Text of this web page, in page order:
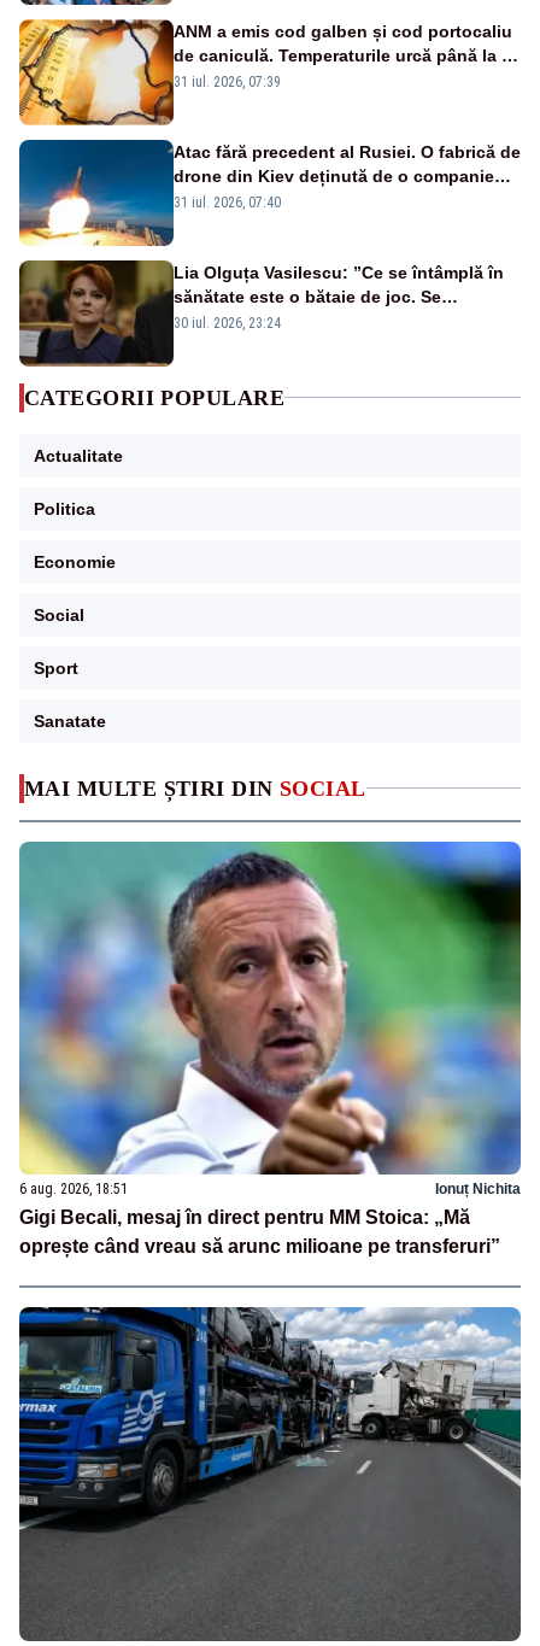
MAI MULTE ȘTIRI DIN SOCIAL
6 aug. 2026, 18:51 Ionuț Nichita
Gigi Becali, mesaj în direct pentru MM Stoica: „Mă
oprește când vreau să arunc milioane pe transferuri”
ANM a emis cod galben și cod portocaliu
de caniculă. Temperaturile urcă până la 38
de grade, iar nopțile devin tropicale
31 iul. 2026, 07:39
Atac fără precedent al Rusiei. O fabrică de
drone din Kiev deținută de o companie
americană, distrusă de o rachetă
31 iul. 2026, 07:40
Lia Olguța Vasilescu: ”Ce se întâmplă în
sănătate este o bătaie de joc. Se
guvernează extraordinar de prost”
30 iul. 2026, 23:24
CATEGORII POPULARE
Actualitate
Politica
Economie
Social
Sport
Sanatate